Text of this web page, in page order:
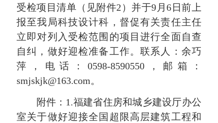
受检项目清单（见附件2）并于9月6日前上
报至我局科技设计科，督促有关责任主任
立即对列入受检范围的项目进行全面自查
自纠，做好迎检准备工作。联系人：余巧
萍，电话：0598-8590550，邮箱：
smjskjk@163.com。
附件：1.福建省住房和城乡建设厅办公
室关于做好迎接全国超限高层建筑工程和